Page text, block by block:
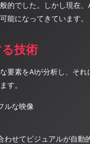
的でした。しかし現在
能になってきています。
技術
要素をAIが分析し、そ
す。
ルな映像
わせてビジュアルが自動